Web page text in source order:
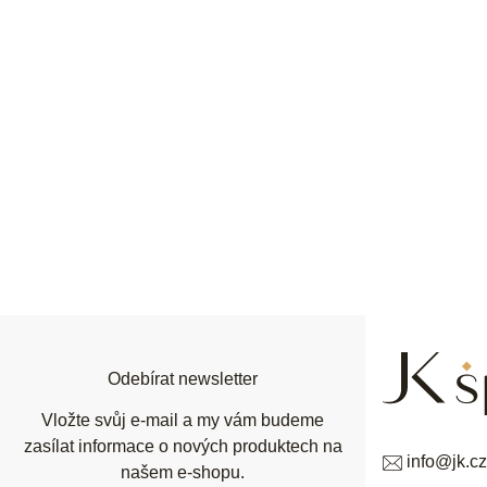
info@jk.cz
Odebírat newsletter
Vložte svůj e-mail a my vám budeme
zasílat informace o nových produktech na
našem e-shopu.